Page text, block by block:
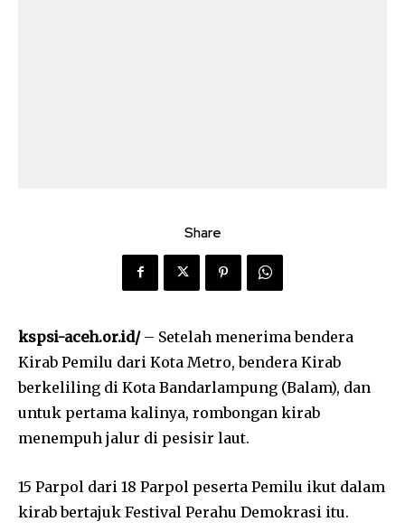
Share
kspsi-aceh.or.id/– Setelah menerima bendera
Kirab Pemilu dari Kota Metro, bendera Kirab
berkeliling di Kota Bandarlampung (Balam), dan
untuk pertama kalinya, rombongan kirab
menempuh jalur di pesisir laut.
15 Parpol dari 18 Parpol peserta Pemilu ikut dalam
kirab bertajuk Festival Perahu Demokrasi itu.